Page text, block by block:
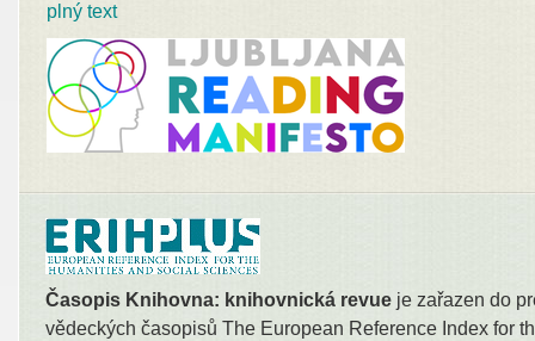
plný text
Časopis Knihovna: knihovnická revue je zařazen do
vědeckých časopisů The European Reference Index for